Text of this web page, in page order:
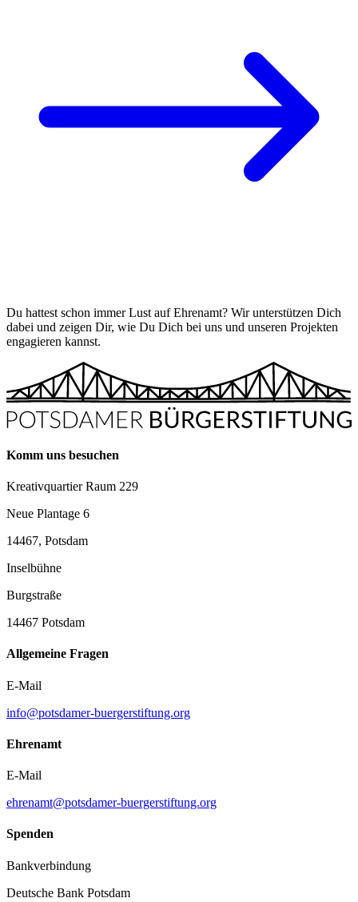
Du hattest schon immer Lust auf Ehrenamt? Wir unterstützen Dich
dabei und zeigen Dir, wie Du Dich bei uns und unseren Projekten
engagieren kannst.
Komm uns besuchen
Kreativquartier Raum 229
Neue Plantage 6
14467, Potsdam
Inselbühne
Burgstraße
14467 Potsdam
Allgemeine Fragen
E-Mail
info@potsdamer-buergerstiftung.org
Ehrenamt
E-Mail
ehrenamt@potsdamer-buergerstiftung.org
Spenden
Bankverbindung
Deutsche Bank Potsdam